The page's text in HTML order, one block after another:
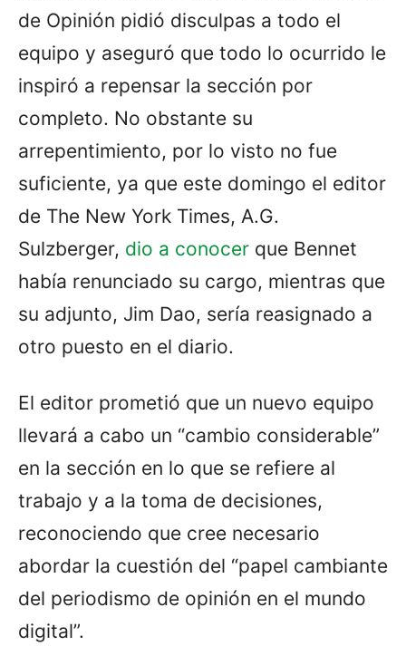
de Opinión pidió disculpas a todo el
equipo y aseguró que todo lo ocurrido le
inspiró a repensar la sección por
completo. No obstante su
arrepentimiento, por lo visto no fue
suficiente, ya que este domingo el editor
de The New York Times, A.G.
Sulzberger, dio a conocer que Bennet
había renunciado su cargo, mientras que
su adjunto, Jim Dao, sería reasignado a
otro puesto en el diario.
El editor prometió que un nuevo equipo
llevará a cabo un “cambio considerable”
en la sección en lo que se refiere al
trabajo y a la toma de decisiones,
reconociendo que cree necesario
abordar la cuestión del “papel cambiante
del periodismo de opinión en el mundo
digital”.